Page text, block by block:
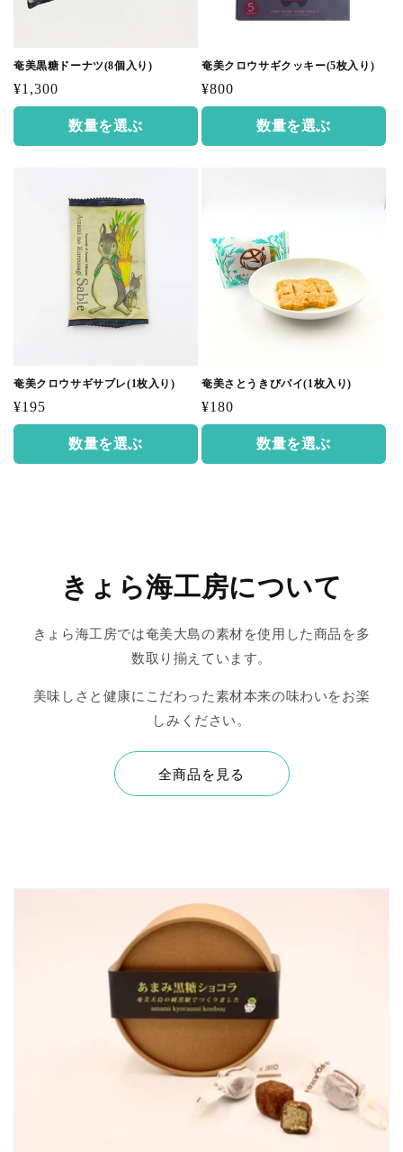
奄美黒糖ドーナツ(8個入り)
通
常
格
¥1,300
数量を選ぶ
奄美クロウサギクッキー(5枚入り)
通
常
格
¥800
数量を選ぶ
奄美クロウサギサブレ(1枚入り)
通
常
格
¥195
数量を選ぶ
奄美さとうきびパイ(1枚入り)
通
常
格
¥180
数量を選ぶ
きょら海工房について
きょら海工房では奄美大島の素材を使用した商品を多
数取り揃えています。
美味しさと健康にこだわった素材本来の味わいをお楽
しみください。
全商品を見る